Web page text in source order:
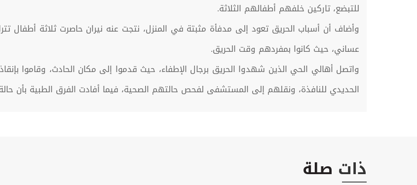
للتبضع، تاركين خلفهم أطفالهم الثلاثة.
عساني، حيث كانوا بمفردهم وقت الحريق.
واتصل أهالي الحي الذين شهدوا الحريق برجال الإطفاء، حيث قدموا إلى مكان الحادث، وقاموا
الحديدي للنافذة، ونقلهم إلى المستشفى لفحص حالتهم الصحية، فيما أفادت الفرق الطبية بأن
ذات صلة